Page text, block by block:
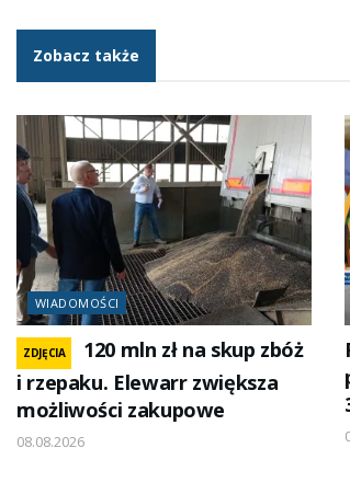
Zobacz także
WIADOMOŚCI
ZDJĘCIA
120 mln zł na skup zbóż
i rzepaku. Elewarr zwiększa
możliwości zakupowe
08.08.2026